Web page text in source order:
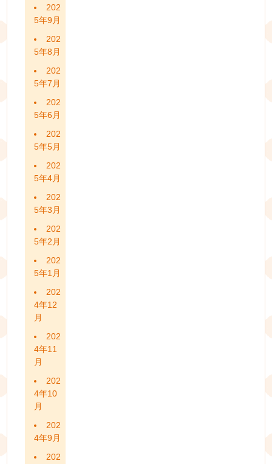
202
5年9月
202
5年8月
202
5年7月
202
5年6月
202
5年5月
202
5年4月
202
5年3月
202
5年2月
202
5年1月
202
4年12
月
202
4年11
月
202
4年10
月
202
4年9月
202